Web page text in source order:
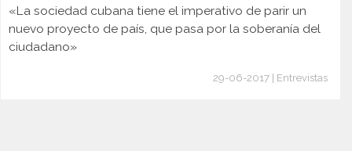
«La sociedad cubana tiene el imperativo de parir un
nuevo proyecto de país, que pasa por la soberanía del
ciudadano»
29-06-2017 | Entrevistas